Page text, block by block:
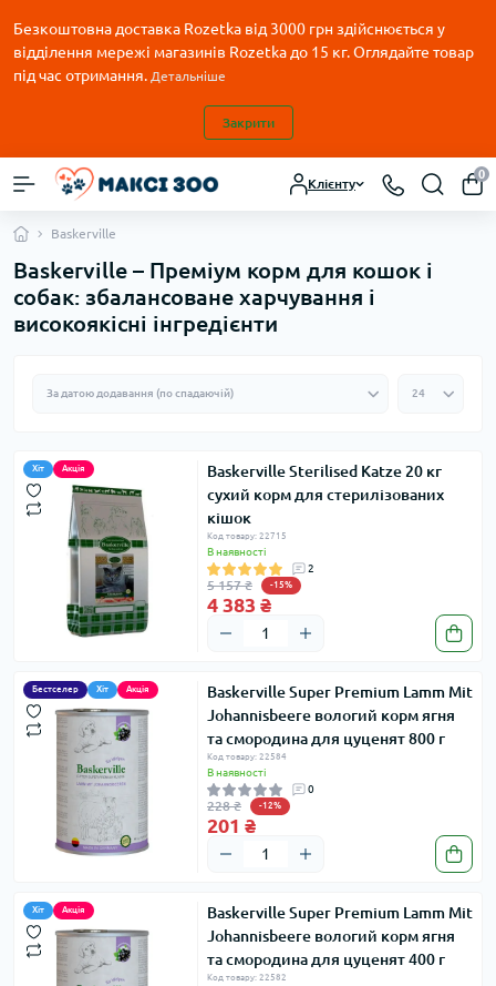
Безкоштовна доставка Rozetka від 3000 грн здійснюється у
відділення мережі магазинів Rozetka до 15 кг. Оглядайте товар
під час отримання. Детальніше
Закрити
Клієнту
0
Baskerville
Baskerville – Преміум корм для кошок і
собак: збалансоване харчування і
високоякісні інгредієнти
Хіт Акція
Baskerville Sterilised Katze 20 кг
сухий корм для стерилізованих
кішок
Код товару: 22715
В наявності
2
5 157 ₴ -15%
4 383 ₴
Бестселер Хіт Акція
Baskerville Super Premium Lamm Mit
Johannisbeere вологий корм ягня
та смородина для цуценят 800 г
Код товару: 22584
В наявності
0
228 ₴ -12%
201 ₴
Хіт Акція
Baskerville Super Premium Lamm Mit
Johannisbeere вологий корм ягня
та смородина для цуценят 400 г
Код товару: 22582